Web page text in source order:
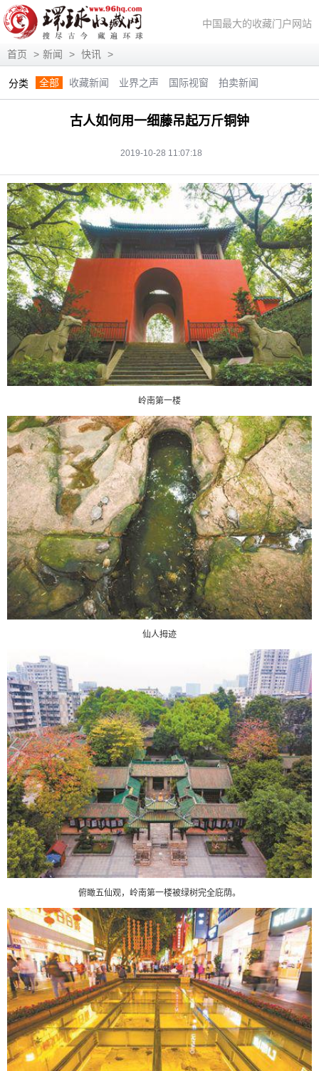
中国最大的收藏门户网站
首页 > 新闻 > 快讯 >
分类 全部 收藏新闻 业界之声 国际视窗
拍卖新闻
展会信息
艺术投资 人物访谈 评论观察
视频访谈
藏趣逸闻
艺术评论 快讯 滚动 动态
古人如何用一细藤吊起万斤铜钟
2019-10-28 11:07:18
岭南第一楼
仙人拇迹
俯瞰五仙观，岭南第一楼被绿树完全庇荫。